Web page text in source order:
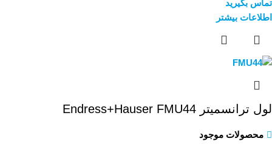
تماس بگیرید
اطلاعات بیشتر
لول ترانسمیتر Endress+Hauser FMU44
محصولات موجود